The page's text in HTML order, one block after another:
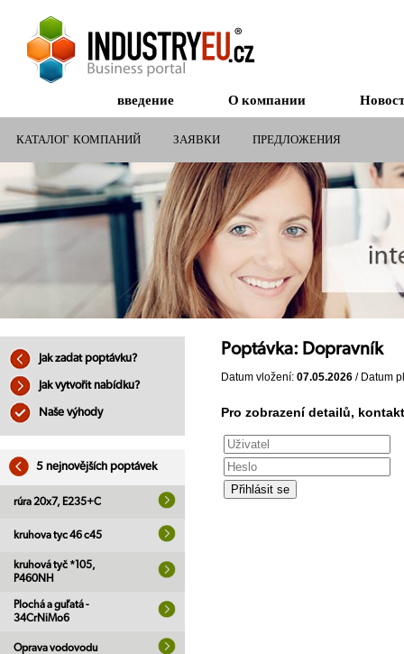
введение О компании
КАТАЛОГ КОМПАНИЙ ЗАЯВКИ ПРЕДЛОЖЕНИЯ
СУБСИДИИ ДЛЯ КОМПАНИЙ
Jak zadat poptávku?
Jak vytvořit nabídku?
Naše výhody
5 nejnovějších poptávek
rúra 20x7, E235+C
kruhova tyc 46 c45
kruhová tyč *105,
P460NH
Plochá a guľatá -
34CrNiMo6
Oprava vodovodu
Poptávka: Dopravník
Datum vložení: 07.05.2026 / Datum
Pro zobrazení detailů,